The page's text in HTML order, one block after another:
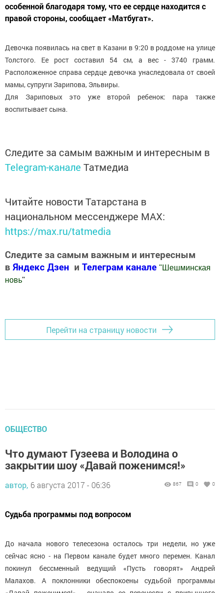
особенной благодаря тому, что ее сердце находится с
правой стороны, сообщает «Матбугат».
Девочка появилась на свет в Казани в 9:20 в роддоме на улице
Толстого. Ее рост составил 54 см, а вес - 3740 грамм.
Расположенное справа сердце девочка унаследовала от своей
мамы, супруги Зарипова, Эльвиры.
Для Зариповых это уже второй ребенок: пара также
воспитывает сына.
Следите за самым важным и интересным в
Telegram-канале Татмедиа
Читайте новости Татарстана в
национальном мессенджере MАХ:
https://max.ru/tatmedia
Следите за самым важным и интересным
в Яндекс Дзен и Телеграм канале " Шешминская
новь"
Перейти на страницу новости
ОБЩЕСТВО
Что думают Гузеева и Володина о
закрытии шоу «Давай поженимся!»
автор, 6 августа 2017 - 06:36 867 0 0
Судьба программы под вопросом
До начала нового телесезона осталось три недели, но уже
сейчас ясно - на Первом канале будет много перемен. Канал
покинул бессменный ведущий «Пусть говорят» Андрей
Малахов. А поклонники обеспокоены судьбой программы